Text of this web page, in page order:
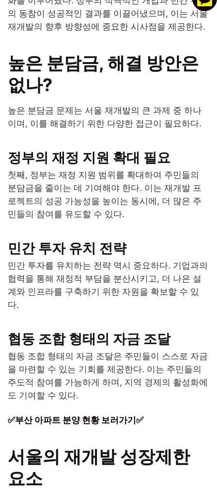
의 동참이 성공적인 결과를 이끌어냈으며, 이는 서울
재개발의 향후 방향성에 중요한 시사점을 제공한다.
높은 분담금, 해결 방안은
없나?
높은 분담금 문제는 서울 재개발의 큰 과제 중 하나
이며, 이를 해결하기 위한 다양한 접근이 필요하다.
정부의 재정 지원 확대 필요
첫째, 정부는 재정 지원 범위를 확대하여 주민들의
분담금을 줄이는 데 기여해야 한다. 이는 재개발 프
로젝트의 성공 가능성을 높이는 동시에, 더 많은 주
민들의 참여를 유도할 수 있다.
민간 투자 유치 전략
민간 투자를 유치하는 전략 역시 중요하다. 기업과의
협력을 통해 재정적 부담을 분산시키고, 더 나은 설
계와 인프라를 구축하기 위한 자원을 확보할 수 있
다.
협동 조합 형태의 자금 조달
협동 조합 형태의 자금 조달은 주민들이 스스로 자금
을 마련할 수 있는 기회를 제공한다. 이는 주민들의
주도적 참여를 가능하게 하며, 지역 경제의 활성화에
도 기여할 수 있다.
✅부산 아파트 분양 현황 보러가기✅
서울의 재개발 성장제한
요소